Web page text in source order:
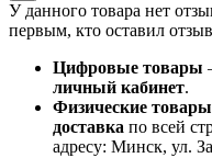
У данного товара нет
первым, кто оставил
Цифровые товары
личный кабинет.
Физические товары
доставка по всей
адресу: Минск, ул.